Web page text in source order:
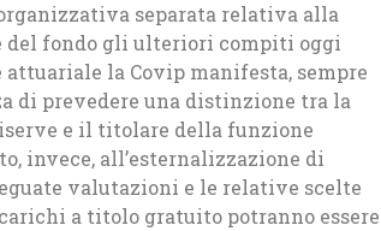
separata relativa alla
del fondo gli ulteriori compiti oggi
la Covip manifesta, sempre
di prevedere una distinzione tra la
e il titolare della funzione
invece, all’esternalizzazione di
valutazioni e le relative scelte
a titolo gratuito potranno essere